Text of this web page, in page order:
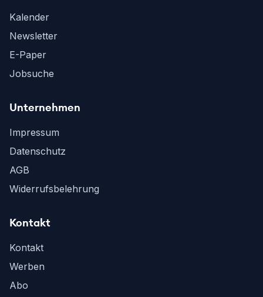
Kalender
Newsletter
E-Paper
Jobsuche
Unternehmen
Impressum
Datenschutz
AGB
Widerrufsbelehrung
Kontakt
Kontakt
Werben
Abo